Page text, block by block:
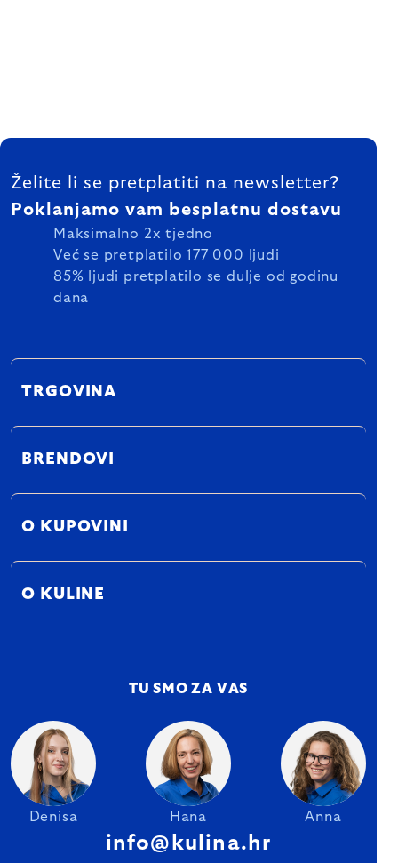
FOOTER
Želite li se pretplatiti na newsletter?
Poklanjamo vam besplatnu dostavu
Maksimalno 2x tjedno
Već se pretplatilo 177 000 ljudi
85% ljudi pretplatilo se dulje od godinu
dana
TRGOVINA
BRENDOVI
O KUPOVINI
O KULINE
TU SMO ZA VAS
Denisa Hana Anna
info@kulina.hr